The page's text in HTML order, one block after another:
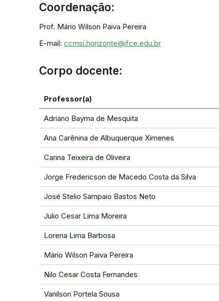
Coordenação:
Prof. Mário Wilson Paiva Pereira
E-mail: ccmsi.horizonte@ifce.edu.br
Corpo docente:
Professor(a)
Adriano Bayma de Mesquita
Ana Carênina de Albuquerque Ximenes
Carina Teixeira de Oliveira
Jorge Fredericson de Macedo Costa da Silva
José Stelio Sampaio Bastos Neto
Julio Cesar Lima Moreira
Lorena Lima Barbosa
Mário Wilson Paiva Pereira
Nilo Cesar Costa Fernandes
Vanilson Portela Sousa